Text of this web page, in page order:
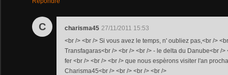
C charisma45 27/11/2011 15:53
<br /> <br /> Si vous avez le temps, n' oubliez pas,<br />
Transfagaras<br /> <br /> <br /> - le delta du Danube<br />
fer <br /> <br /> <br /> que nous espèrons visiter l'an
Charisma45<br /> <br /> <br /> <br />